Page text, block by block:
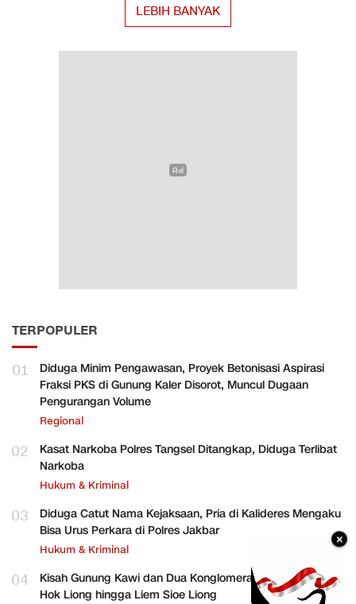
LEBIH BANYAK
TERPOPULER
01
Diduga Minim Pengawasan, Proyek Betonisasi Aspirasi
Fraksi PKS di Gunung Kaler Disorot, Muncul Dugaan
Pengurangan Volume
Regional
02
Kasat Narkoba Polres Tangsel Ditangkap, Diduga Terlibat
Narkoba
Hukum & Kriminal
03
Diduga Catut Nama Kejaksaan, Pria di Kalideres Mengaku
Bisa Urus Perkara di Polres Jakbar
Hukum & Kriminal
04
Kisah Gunung Kawi dan Dua Konglomerat Indonesia Ong
Hok Liong hingga Liem Sioe Liong
×